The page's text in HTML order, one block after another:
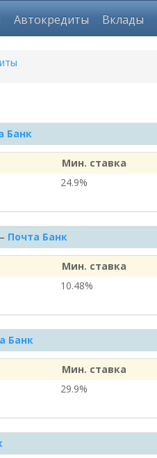
Автокредиты Вклады
Банк
Мин. ставка
24.9%
Почта Банк
Мин. ставка
10.48%
Банк
Мин. ставка
29.9%